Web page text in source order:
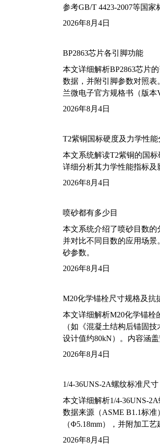
参考GB/T 4423-2007等国家
2026年8月4日
BP2863芯片各引脚功能
本文详细解析BP2863芯片
数据，并附引脚参数对照
兰微电子官方规格书（版本
2026年8月4日
T2紫铜国标硬度及力学性能
本文系统解读T2紫铜的国标
详细分析其力学性能指标及
2026年8月4日
喷砂都有多少目
本文系统介绍了喷砂目数的
并对比不同目数的应用场景
砂参数。
2026年8月4日
M20化学锚栓尺寸规格及抗
本文详细解析M20化学锚栓
（如《混凝土结构后锚固
设计值约80kN）。内容涵
2026年8月4日
1/4-36UNS-2A螺纹标准尺寸
本文详细解析1/4-36UNS-
数据来源（ASME B1.1标
（Φ5.18mm），并附加工艺
2026年8月4日